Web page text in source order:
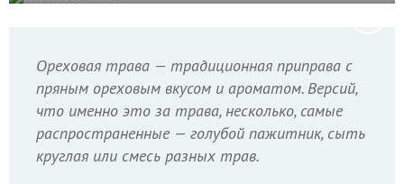
Ореховая трава — традиционная приправа с
пряным ореховым вкусом и ароматом. Версий,
что именно это за трава, несколько, самые
распространенные — голубой пажитник, сыть
круглая или смесь разных трав.